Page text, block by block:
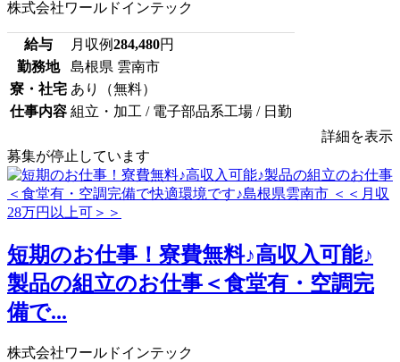
株式会社ワールドインテック
給与 月収例284,480円
勤務地
島根県 雲南市
寮・社宅 あり（無料）
仕事内容 組立・加工 / 電子部品系工場 / 日勤
詳細を表示
募集が停止しています
短期のお仕事！寮費無料♪高収入可能♪
製品の組立のお仕事＜食堂有・空調完
備で...
株式会社ワールドインテック